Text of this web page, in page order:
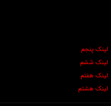
لینک پنجم
لینک ششم
لینک هفتم
لینک هشتم